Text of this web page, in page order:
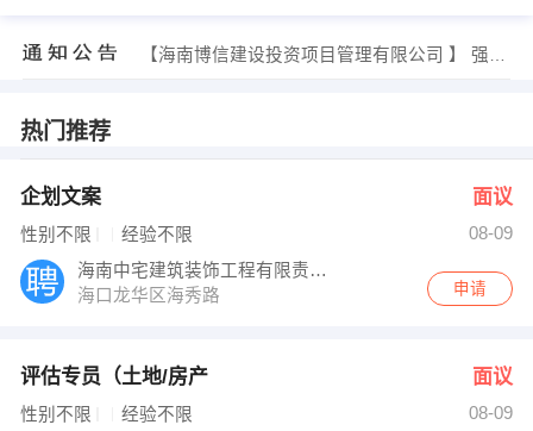
【海南博信建设投资项目管理有限公司 】 强势入驻
陈经理 发布 [保安员（秩序员） ] 招聘信息
王经理 发布 [档案员 ] 招聘信息
【海南阿里装饰工程有限公司 】 强势入驻
热门推荐
企划文案 面议
性别不限 经验不限
08-09
海南中宅建筑装饰工程有限责任公司
海口龙华区海秀路
申请
评估专员（土地/房产 面议
性别不限 经验不限
08-09